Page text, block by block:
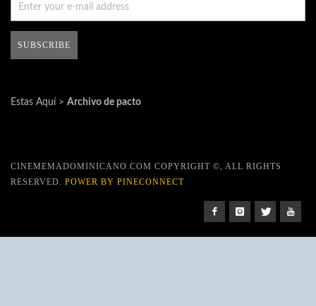
Estas Aquí > Archivo de pacto
CINEMEMADOMINICANO.COM COPYRIGHT ©, ALL RIGHTS
RESERVED. POWER BY PINECONNECT